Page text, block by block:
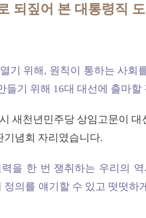
되짚어 본 대통령직
기 위해, 원칙이 통하는 사회
들기 위해 16대 대선에 출마
새천년민주당 상임고문이
기념회 자리였습니다.
을 한 번 쟁취하는 우리의
의를 얘기할 수 있고 떳떳하